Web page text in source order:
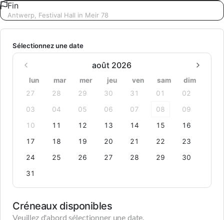
Fin
Antwerp, Festival Hall in Meir 78
Sélectionnez une date
août 2026
lun mar mer jeu ven sam
dim
27
28 29 30 31 01
02
03
04 05 06 07 08
09
10
11 12 13 14 15
16
17
18 19 20 21 22
23
24
25 26 27 28 29
30
31
Créneaux disponibles
Veuillez d'abord sélectionner une date.